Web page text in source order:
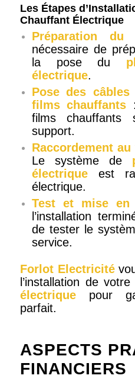
Les Étapes
Chauffant Électrique
Préparation du
nécessaire de
la pose du
électrique.
Pose des
films chauffants
films
support.
Raccordement
Le système de
électriqueest
électrique.
Test et mise en
l’installation
de tester le
service.
Forlot Electricité
l’installation de votre
électriquepour
parfait.
ASPECTS
FINANCIERS